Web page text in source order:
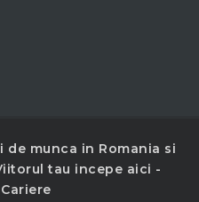
de munca in Romania si
tau incepe aici -